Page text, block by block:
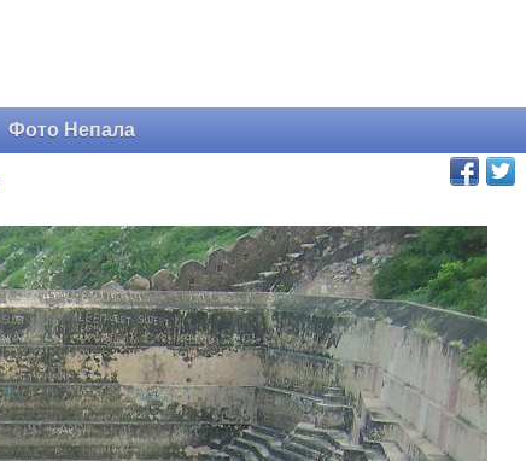
Фото Непала